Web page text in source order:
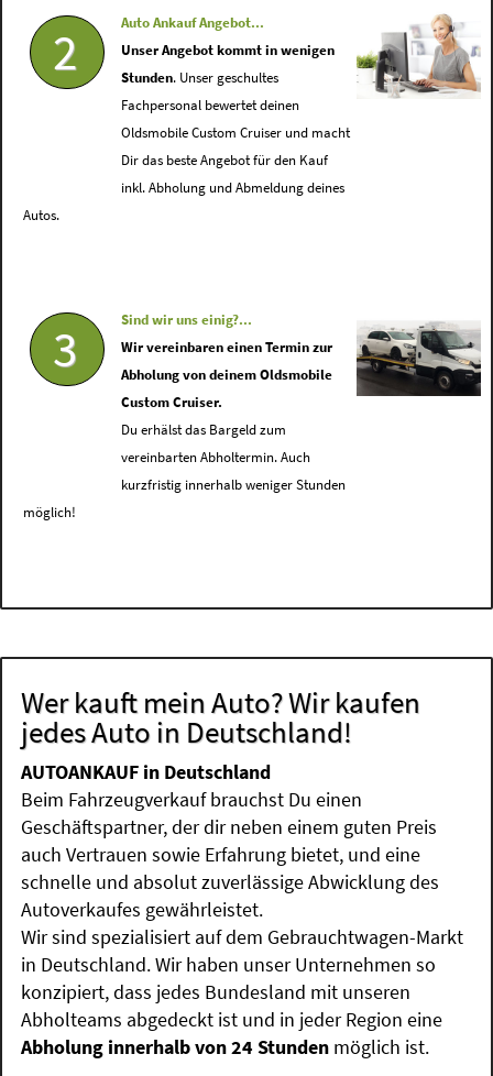
2
Auto Ankauf Angebot...
Unser Angebot kommt in wenigen
Stunden. Unser geschultes
Fachpersonal bewertet deinen
Oldsmobile Custom Cruiser und macht
Dir das beste Angebot für den Kauf
inkl. Abholung und Abmeldung deines
Autos.
3
Sind wir uns einig?...
Wir vereinbaren einen Termin zur
Abholung von deinem Oldsmobile
Custom Cruiser.
Du erhälst das Bargeld zum
vereinbarten Abholtermin. Auch
kurzfristig innerhalb weniger Stunden
möglich!
Wer kauft mein Auto? Wir kaufen
jedes Auto in Deutschland!
AUTOANKAUF in Deutschland
Beim Fahrzeugverkauf brauchst Du einen
Geschäftspartner, der dir neben einem guten Preis
auch Vertrauen sowie Erfahrung bietet, und eine
schnelle und absolut zuverlässige Abwicklung des
Autoverkaufes gewährleistet.
Wir sind spezialisiert auf dem Gebrauchtwagen-Markt
in Deutschland. Wir haben unser Unternehmen so
konzipiert, dass jedes Bundesland mit unseren
Abholteams abgedeckt ist und in jeder Region eine
Abholung innerhalb von 24 Stunden möglich ist.